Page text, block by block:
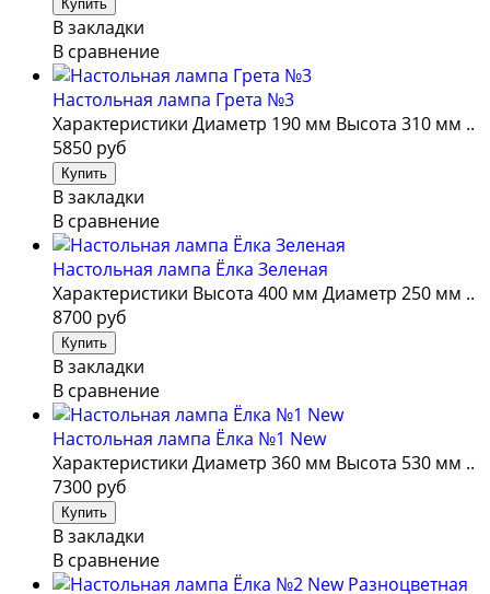
В закладки
В сравнение
Настольная лампа Грета №3
Характеристики Диаметр 190 мм Высота 310 мм ..
5850 руб
В закладки
В сравнение
Настольная лампа Ёлка Зеленая
Характеристики Высота 400 мм Диаметр 250 мм ..
8700 руб
В закладки
В сравнение
Настольная лампа Ёлка №1 New
Характеристики Диаметр 360 мм Высота 530 мм ..
7300 руб
В закладки
В сравнение